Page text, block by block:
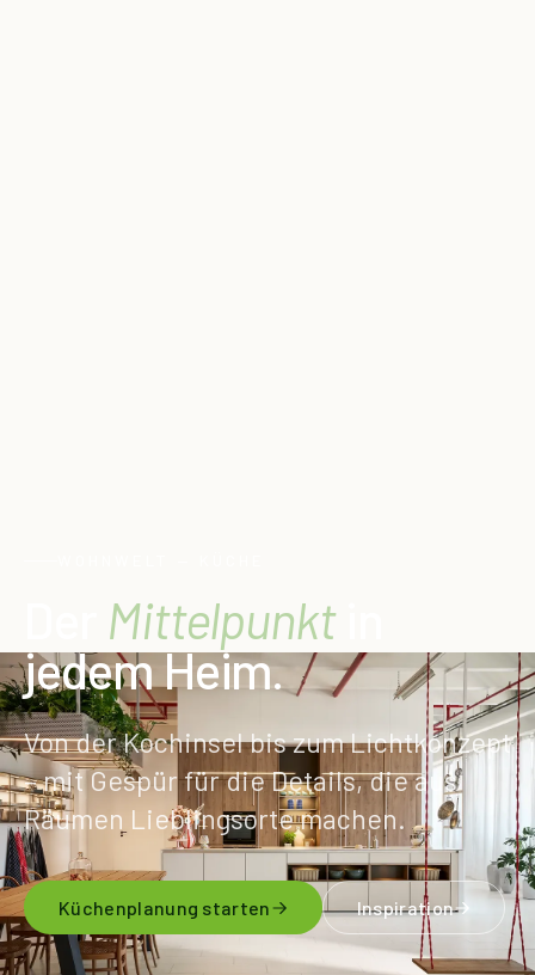
Mittelpunktin
jedem Heim.
Von der Kochinsel bis zum Lichtkonzept
– mit Gespür für die Details, die aus
Räumen Lieblingsorte machen.
Küchenplanung starten Inspiration